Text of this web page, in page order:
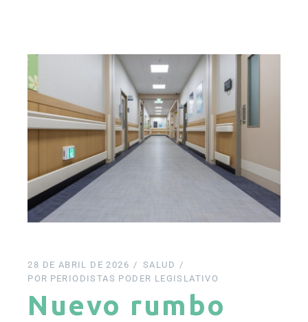
28 DE ABRIL DE 2026
SALUD
POR PERIODISTAS PODER LEGISLATIVO
Nuevo rumbo